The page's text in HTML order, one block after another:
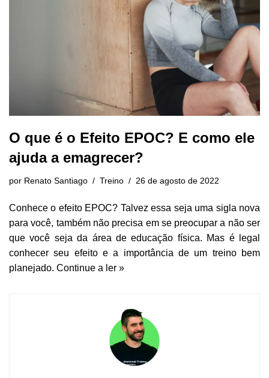
O que é o Efeito EPOC? E como ele
ajuda a emagrecer?
por Renato Santiago Treino 26 de agosto de 2022
Conhece o efeito EPOC? Talvez essa seja uma sigla nova
para você, também não precisa em se preocupar a não ser
que você seja da área de educação física. Mas é legal
conhecer seu efeito e a importância de um treino bem
planejado. Continue a ler »